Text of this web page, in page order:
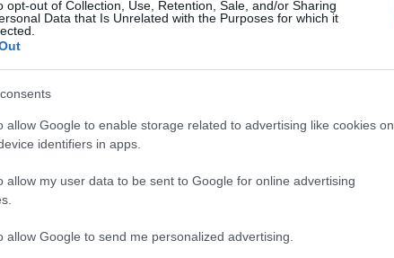
opt-out of Collection, Use, Retention, Sale, and/or Sharing
Data that Is Unrelated with the Purposes for which it
allow Google to enable storage related to advertising like cookies on
identifiers in apps.
allow my user data to be sent to Google for online advertising
allow Google to send me personalized advertising.
partján. Hat évvel ezelőtt 6 millió forintért lehetett
egy csónakházhoz sem lehet hozzájutni. Ugyan volt
hogy kidurran a balatoni ingatlanlufi, ez végül nem
eredményeként a Balaton a legfelkapottabb úti cél
is generál az ingatlanpiacon.
különbség érzékelhető a korábbi évekhez
nem adták el nyáron a házukat a Balaton partján, mert
lesznek, akik ha februárig nem találnak vevőt, akkor